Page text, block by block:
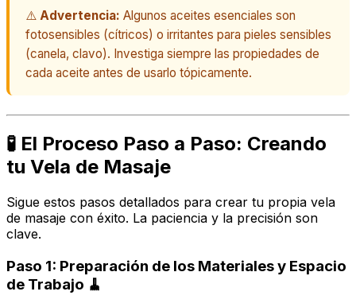
⚠️ Advertencia: Algunos aceites esenciales son
fotosensibles (cítricos) o irritantes para pieles sensibles
(canela, clavo). Investiga siempre las propiedades de
cada aceite antes de usarlo tópicamente.
🧪 El Proceso Paso a Paso: Creando
tu Vela de Masaje
Sigue estos pasos detallados para crear tu propia vela
de masaje con éxito. La paciencia y la precisión son
clave.
Paso 1: Preparación de los Materiales y Espacio
de Trabajo 🧹